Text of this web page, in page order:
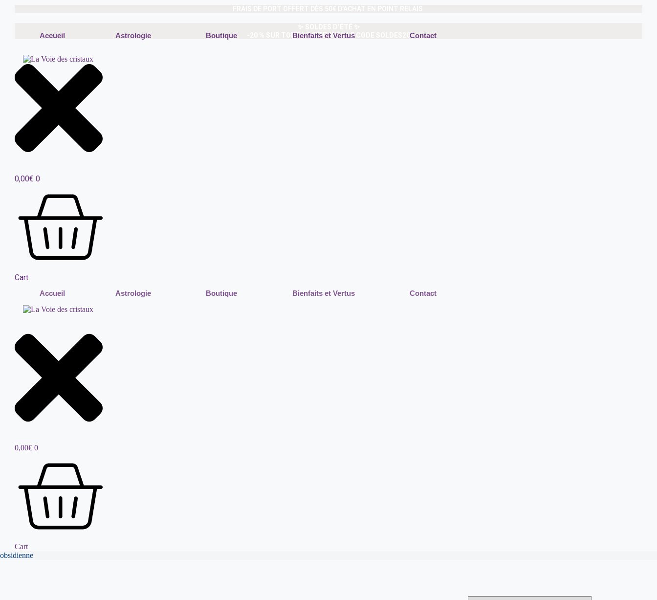
-20 % SUR TOUT LE SITE AVEC LE CODE SOLDES20
Accueil Astrologie Boutique Bienfaits et Vertus Contact
0,00€ 0
Cart
Accueil Astrologie Boutique Bienfaits et Vertus Contact
0,00€ 0
Cart
obsidienne